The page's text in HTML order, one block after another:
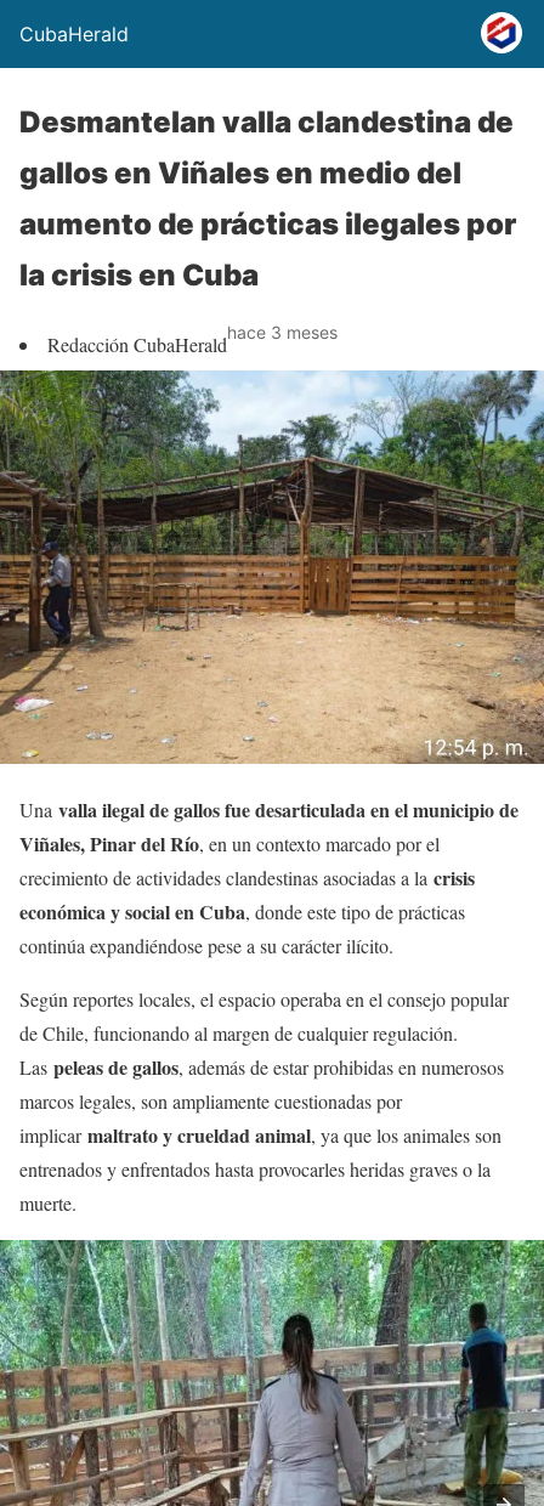
CubaHerald
Desmantelan valla clandestina de
gallos en Viñales en medio del
aumento de prácticas ilegales por
la crisis en Cuba
Redacción CubaHeraldhace 3 meses
Una valla ilegal de gallos fue desarticulada en el municipio de
Viñales, Pinar del Río, en un contexto marcado por el
crecimiento de actividades clandestinas asociadas a la crisis
económica y social en Cuba, donde este tipo de prácticas
continúa expandiéndose pese a su carácter ilícito.
Según reportes locales, el espacio operaba en el consejo popular
de Chile, funcionando al margen de cualquier regulación.
Las peleas de gallos, además de estar prohibidas en numerosos
marcos legales, son ampliamente cuestionadas por
implicarmaltrato y crueldad animal, ya que los animales son
entrenados y enfrentados hasta provocarles heridas graves o la
muerte.